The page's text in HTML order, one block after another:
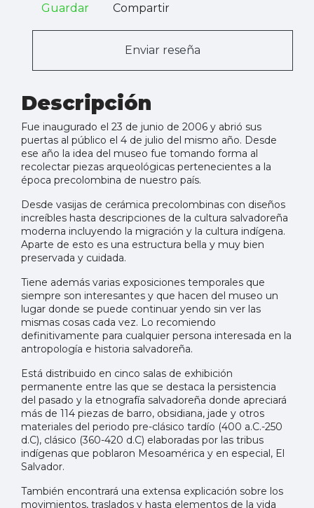
Guardar
Compartir
Enviar reseña
Descripción
Fue inaugurado el 23 de junio de 2006 y abrió sus
puertas al público el 4 de julio del mismo año. Desde
ese año la idea del museo fue tomando forma al
recolectar piezas arqueológicas pertenecientes a la
época precolombina de nuestro país.
Desde vasijas de cerámica precolombinas con diseños
increíbles hasta descripciones de la cultura salvadoreña
moderna incluyendo la migración y la cultura indígena.
Aparte de esto es una estructura bella y muy bien
preservada y cuidada.
Tiene además varias exposiciones temporales que
siempre son interesantes y que hacen del museo un
lugar donde se puede continuar yendo sin ver las
mismas cosas cada vez. Lo recomiendo
definitivamente para cualquier persona interesada en la
antropología e historia salvadoreña.
Está distribuido en cinco salas de exhibición
permanente entre las que se destaca la persistencia
del pasado y la etnografía salvadoreña donde apreciará
más de 114 piezas de barro, obsidiana, jade y otros
materiales del periodo pre-clásico tardío (400 a.C.-250
d.C), clásico (360-420 d.C) elaboradas por las tribus
indígenas que poblaron Mesoamérica y en especial, El
Salvador.
También encontrará una extensa explicación sobre los
movimientos, traslados y hasta elementos de la vida